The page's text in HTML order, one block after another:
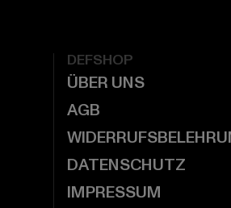
DEFSHOP
ÜBER UNS
AGB
DATENSCHUTZ
IMPRESSUM